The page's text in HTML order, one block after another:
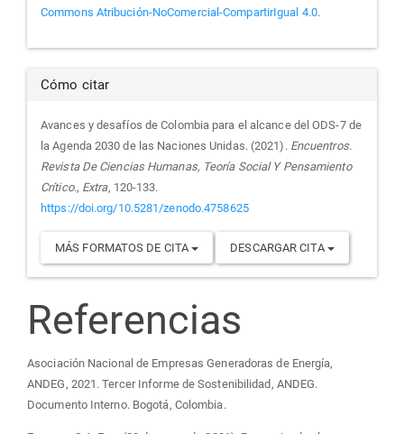
Commons Atribución-NoComercial-CompartirIgual 4.0.
Cómo citar
Avances y desafíos de Colombia para el alcance del ODS-7 de
la Agenda 2030 de las Naciones Unidas. (2021). Encuentros.
Revista De Ciencias Humanas, Teoría Social Y Pensamiento
Crítico., Extra, 120-133.
https://doi.org/10.5281/zenodo.4758625
MÁS FORMATOS DE CITA DESCARGAR CITA
Referencias
Asociación Nacional de Empresas Generadoras de Energía,
ANDEG, 2021. Tercer Informe de Sostenibilidad, ANDEG.
Documento Interno. Bogotá, Colombia.